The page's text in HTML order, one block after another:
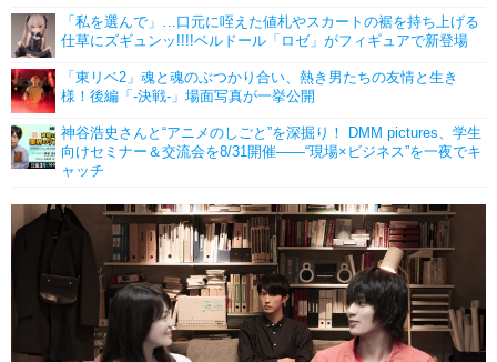
「私を選んで」…口元に咥えた値札やスカートの裾を持ち上げる
仕草にズギュンッ!!!!ベルドール「ロゼ」がフィギュアで新登場
「東リベ2」魂と魂のぶつかり合い、熱き男たちの友情と生き
様！後編「-決戦-」場面写真が一挙公開
神谷浩史さんと“アニメのしごと”を深掘り！ DMM pictures、学生
向けセミナー＆交流会を8/31開催――“現場×ビジネス”を一夜でキ
ャッチ